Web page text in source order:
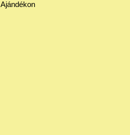
Ajándékon